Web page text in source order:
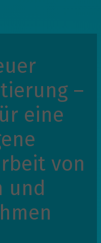
–
eine
von
und